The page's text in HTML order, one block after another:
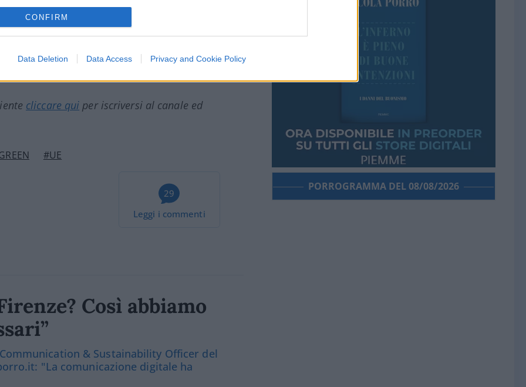
CONFIRM
Data Deletion Data Access Privacy and Cookie Policy
cliccare qui per iscriversi al canale ed
#UE
29
Leggi i commenti
Così abbiamo
& Sustainability Officer del
"La comunicazione digitale ha
PORROGRAMMA DEL 08/08/2026